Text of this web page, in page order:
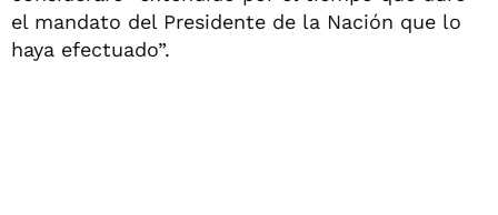
el mandato del Presidente de la Nación que lo
haya efectuado”.